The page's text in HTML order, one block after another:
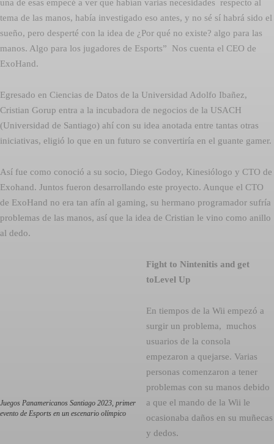
una de esas empecé a ver que habían varias necesidades respecto al
tema de las manos, había investigado eso antes, y no sé sí habrá sido el
sueño, pero desperté con la idea de ¿Por qué no existe? algo para las
manos. Algo para los jugadores de Esports” Nos cuenta el CEO de
ExoHand.
Egresado en Ciencias de Datos de la Universidad Adolfo Ibañez,
Cristian Gorup entra a la incubadora de negocios de la USACH
(Universidad de Santiago) ahí con su idea anotada entre tantas otras
iniciativas, eligió lo que en un futuro se convertiría en el guante gamer.
Así fue como conoció a su socio, Diego Godoy, Kinesiólogo y CTO de
Exohand. Juntos fueron desarrollando este proyecto. Aunque el CTO
de ExoHand no era tan afín al gaming, su hermano programador sufría
problemas de las manos, así que la idea de Cristian le vino como anillo
al dedo.
Juegos Panamericanos Santiago 2023, primer
evento de Esports en un escenario olímpico
Fight to Nintenitis and get
toLevel Up
En tiempos de la Wii empezó a
surgir un problema, muchos
usuarios de la consola
empezaron a quejarse. Varias
personas comenzaron a tener
problemas con su manos debido
a que el mando de la Wii le
ocasionaba daños en su muñecas
y dedos.